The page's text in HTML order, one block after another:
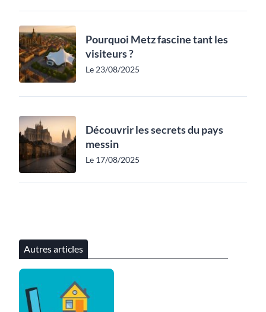
Pourquoi Metz fascine tant les
visiteurs ?
Le 23/08/2025
Découvrir les secrets du pays
messin
Le 17/08/2025
Autres articles